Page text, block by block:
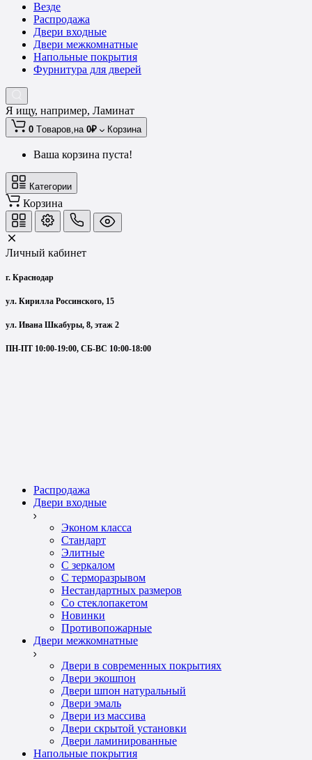
Везде
Распродажа
Двери входные
Двери межкомнатные
Напольные покрытия
Фурнитура для дверей
Я ищу, например, Ламинат
0 Tоваров,на 0₽ Корзина
Ваша корзина пуста!
Категории
Корзина
Личный кабинет
г. Краснодар
ул. Кирилла Россинского, 15
ул. Ивана Шкабуры, 8, этаж 2
ПН-ПТ 10:00-19:00, СБ-ВС 10:00-18:00
Распродажа
Двери входные
Эконом класса
Стандарт
Элитные
С зеркалом
С терморазрывом
Нестандартных размеров
Со стеклопакетом
Новинки
Противопожарные
Двери межкомнатные
Двери в современных покрытиях
Двери экошпон
Двери шпон натуральный
Двери эмаль
Двери из массива
Двери скрытой установки
Двери ламинированные
Напольные покрытия